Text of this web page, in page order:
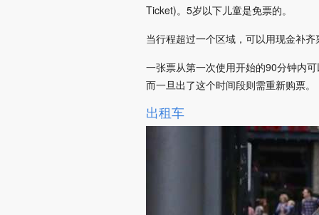
Ticket)。5岁以下儿童是免票的。
当行程超过一个区域，可以用现金补
一张票从第一次使用开始的90分钟内
而一旦出了这个时间段则需重新购票。
出租车